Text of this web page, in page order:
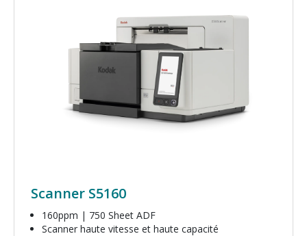
Scanner S5160
160ppm | 750 Sheet ADF
Scanner haute vitesse et haute capacité